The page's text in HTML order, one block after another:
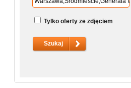
Tylko oferty ze zdjęciem